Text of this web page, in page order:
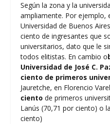
Según la zona y la
ampliamente. Por ejemplo,
Universidad de Buenos Aires
ciento de ingresantes que
universitarios, dato que le
todos elitistas. En cambio o
Universidad de José C.
ciento de primeros
Jauretche, en Florencio
cientode primeros
Lanús (70,71 por ciento) o
ciento)